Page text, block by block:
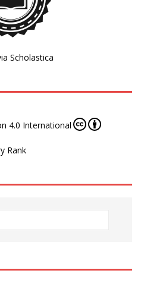
Scholastica
4.0 International